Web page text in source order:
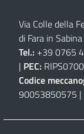
Via Colle della
di Fara in
Tel.: +39 0765
| PEC:
Codice
90053850575 |